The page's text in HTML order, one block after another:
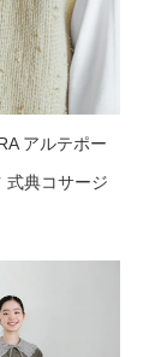
アルテポー
式典コサージ